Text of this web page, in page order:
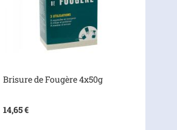
Brisure de Fougère 4x50g
14,65 €